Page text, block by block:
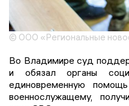
© ООО «Региональные
Во Владимире суд
и обязал органы
единовременную
военнослужащему,